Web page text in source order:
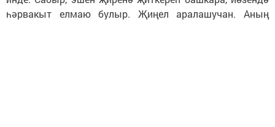
һәрвакыт елмаю булыр. Җиңел аралашучан. Аның